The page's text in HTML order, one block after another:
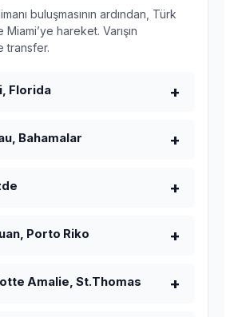
buluşmasının ardından, Türk
Miami’ye hareket. Varışın
transfer.
Florida
Bahamalar
Porto Riko
Amalie, St.Thomas